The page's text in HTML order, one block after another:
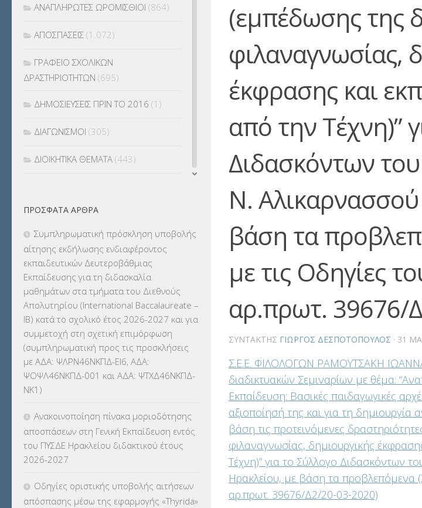
(εμπέδωσης της
φιλαναγνωσίας,
έκφρασης και
από την Τέχνη)”
Διδασκόντων
Ν.
βάση τα
με τις Οδηγίες
αρ.πρωτ. 39676/
ΣΥΝΤΆΚΤΗΣ ΓΙΏΡΓΟΣ ΔΕΣΠΟΤΌΠΟΥΛΟΣ · 31
Σ.Ε.Ε. ΦΙΛΟΛΟΓΩΝ ΡΑΜΟΥΤΣΑΚΗ
διαδικτυακών Σεμιναρίων με θέμα:
Εκπαίδευση: Βασικές παιδαγωγικές
αξιοποίησή της και για τη δημιουργία
βάση τις προτεινόμενες
φιλαναγνωσίας, δημιουργικής
Τέχνη)” για το Σύλλογο Διδασκόντων
Ηρακλείου, με βάση τα προβλεπόμενα
αρ.πρωτ. 39676/Δ2/20-03-2020)
ΑΝΑΠΛΗΡΩΤΕΣ ΩΡΟΜΙΣΘΙΟΙ (864)
ΑΠΟΣΠΑΣΕΙΣ (1.072)
ΓΡΑΦΕΙΟ ΣΧΟΛΙΚΩΝ
ΔΡΑΣΤΗΡΙΟΤΗΤΩΝ (695)
ΔΗΜΟΣΙΕΥΣΕΙΣ ΠΡΙΝ ΤΟ 2016 (1)
ΔΙΑΓΩΝΙΣΜΟΙ (305)
ΔΙΟΙΚΗΤΙΚΑ ΘΕΜΑΤΑ (443)
ΕΚΔΡΟΜΕΣ(7.354)
ΕΚΠΑΙΔΕΥΤΙΚΑ ΘΕΜΑΤΑ (2.824)
ΕΠΑΛ(366)
ΕΠΙΜΟΡΦΩΣΗ Τ.Π.Ε.(10)
ΕΥΡΩΠΑΪΚΑ ΠΡΟΓΡΑΜΜΑΤΑ(230)
ΚΕΣΥ(60)
ΚΕΣΥΠ(109)
ΓΛΩΣΣΟΜΑΘΕΙΑΣ(135)
ΚΠπ- ΚΡΑΤΙΚΟ ΠΙΣΤΟΠΟΙΗΤΙΚΟ
ΠΛΗΡΟΦΟΡΙΚΗΣ
ΛΟΙΠΑ(309)
ΠΡΌΣΦΑΤΑ ΆΡΘΡΑ
Συμπληρωματική πρόσκληση υποβολής
αίτησης εκδήλωσης ενδιαφέροντος
εκπαιδευτικών Δευτεροβάθμιας
Εκπαίδευσης για τη διδασκαλία
μαθημάτων στα τμήματα του Διεθνούς
Απολυτηρίου (International Baccalaureate –
IB) κατά το σχολικό έτος 2026-2027 και για
συμμετοχή στη σχετική επιμόρφωση
(συμπληρωματική προς τις προσκλήσεις
με ΑΔΑ: ΨΛΡΝ46ΝΚΠΔ-ΕΙ6, ΑΔΑ:
ΨΟΨΛ46ΝΚΠΔ-001 και ΑΔΑ: ΨΤΧΔ46ΝΚΠΔ-
ΝΚ1)
Ανακοινοποίηση πίνακα μοριοδότησης
αποσπάσεων στη Γενική Εκπαίδευση εντός
του ΠΥΣΔΕ Ηρακλείου διδακτικού έτους
2026-2027
Οδηγίες οριστικής υποβολής αιτήσεων
απόσπασης μέσω της εφαρμογής «Thyrida»